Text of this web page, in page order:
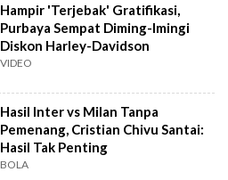
Hampir 'Terjebak' Gratifikasi,
Purbaya Sempat Diming-Imingi
Diskon Harley-Davidson
VIDEO
Hasil Inter vs Milan Tanpa
Pemenang, Cristian Chivu Santai:
Hasil Tak Penting
BOLA